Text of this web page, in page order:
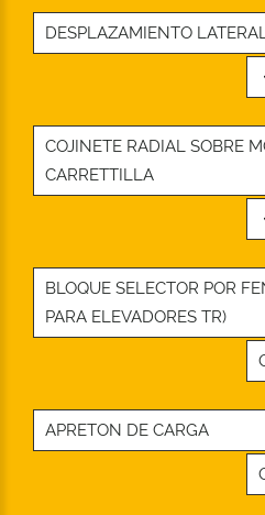
DESPLAZAMIENTO
COJINETE RADIAL SOBRE
CARRETTILLA
BLOQUE SELECTOR POR
PARA ELEVADORES TR)
APRETON DE CARGA